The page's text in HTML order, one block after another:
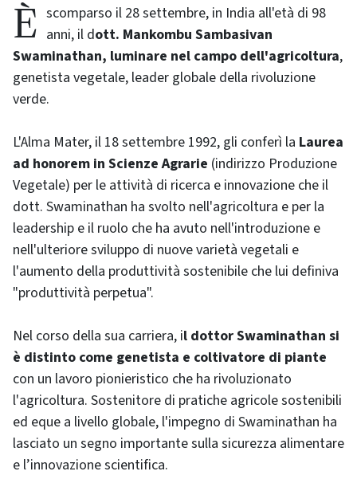
È scomparso il 28 settembre, in India all'età di 98 anni, il dott. Mankombu Sambasivan
Swaminathan, luminare nel campo dell'agricoltura,
genetista vegetale, leader globale della rivoluzione
verde.
L'Alma Mater, il 18 settembre 1992, gli conferì la Laurea
ad honorem in Scienze Agrarie (indirizzo Produzione
Vegetale) per le attività di ricerca e innovazione che il
dott. Swaminathan ha svolto nell'agricoltura e per la
leadership e il ruolo che ha avuto nell'introduzione e
nell'ulteriore sviluppo di nuove varietà vegetali e
l'aumento della produttività sostenibile che lui definiva
"produttività perpetua".
Nel corso della sua carriera, il dottor Swaminathan si
è distinto come genetista e coltivatore di piante
con un lavoro pionieristico che ha rivoluzionato
l'agricoltura. Sostenitore di pratiche agricole sostenibili
ed eque a livello globale, l'impegno di Swaminathan ha
lasciato un segno importante sulla sicurezza alimentare
e l’innovazione scientifica.